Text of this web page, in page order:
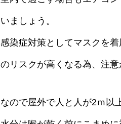
いましょう。
感染症対策としてマスクを
のリスク が高くなる為、注意
なので屋外で人と人が2ｍ以